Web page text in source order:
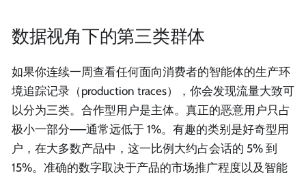
数据视角下的第三类群体
如果你连续一周查看任何面向消费者的智能体的生产环
境追踪记录（production traces），你会发现流量大致可
以分为三类。合作型用户是主体。真正的恶意用户只占
极小一部分——通常远低于 1%。有趣的类别是好奇型用
户，在大多数产品中，这一比例大约占会话的 5% 到
15%。准确的数字取决于产品的市场推广程度以及智能